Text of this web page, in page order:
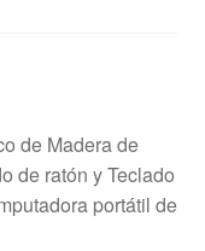
de Madera de
de ratón y Teclado
portátil de